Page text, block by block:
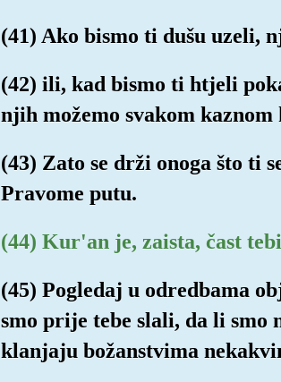
(41) Ako bismo ti dušu uzeli,
(42) ili, kad bismo ti htjeli
njih možemo svakom
(43) Zato se drži onoga što ti
Pravome putu.
(44) Kur'an je, zaista, čast
(45) Pogledaj u odredbama
smo prije tebe slali, da li smo
klanjaju božanstvima